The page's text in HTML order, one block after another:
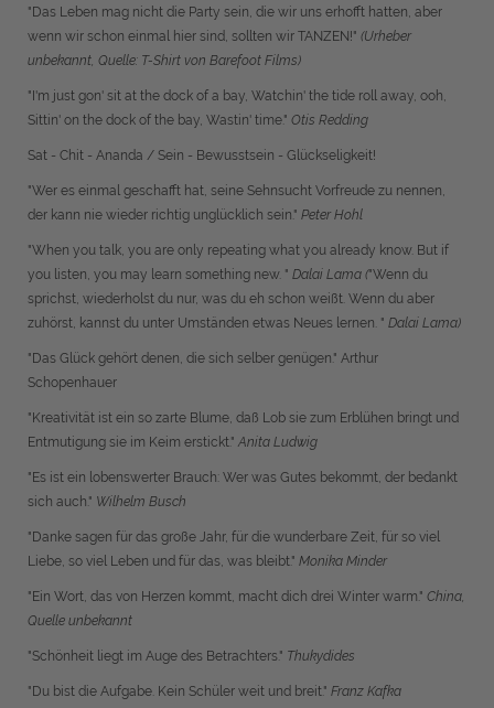
"Das Leben mag nicht die Party sein, die wir uns erhofft hatten, aber
wenn wir schon einmal hier sind, sollten wir TANZEN!" (Urheber
unbekannt, Quelle: T-Shirt von Barefoot Films)
"I'm just gon' sit at the dock of a bay, Watchin' the tide roll away, ooh,
Sittin' on the dock of the bay, Wastin' time." Otis Redding
Sat - Chit - Ananda / Sein - Bewusstsein - Glückseligkeit!
"Wer es einmal geschafft hat, seine Sehnsucht Vorfreude zu nennen,
der kann nie wieder richtig unglücklich sein." Peter Hohl
"When you talk, you are only repeating what you already know. But if
you listen, you may learn something new. " Dalai Lama ("Wenn du
sprichst, wiederholst du nur, was du eh schon weißt. Wenn du aber
zuhörst, kannst du unter Umständen etwas Neues lernen. " Dalai Lama)
"Das Glück gehört denen, die sich selber genügen." Arthur
Schopenhauer
"Kreativität ist ein so zarte Blume, daß Lob sie zum Erblühen bringt und
Entmutigung sie im Keim erstickt." Anita Ludwig
"Es ist ein lobenswerter Brauch: Wer was Gutes bekommt, der bedankt
sich auch." Wilhelm Busch
"Danke sagen für das große Jahr, für die wunderbare Zeit, für so viel
Liebe, so viel Leben und für das, was bleibt." Monika Minder
"Ein Wort, das von Herzen kommt, macht dich drei Winter warm." China,
Quelle unbekannt
"Schönheit liegt im Auge des Betrachters." Thukydides
"Du bist die Aufgabe. Kein Schüler weit und breit." Franz Kafka